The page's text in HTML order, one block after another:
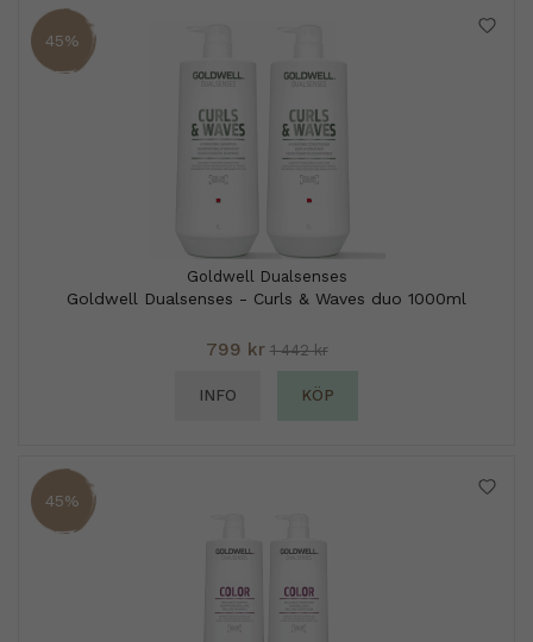
45%
Goldwell Dualsenses
Goldwell Dualsenses - Curls & Waves duo 1000ml
799 kr 1 442 kr
INFO KÖP
45%